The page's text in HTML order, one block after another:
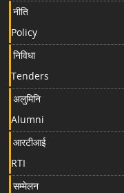
नीति
Policy
निविधा
Tenders
अलुमिनि
Alumni
आरटीआई
RTI
सम्मेलन